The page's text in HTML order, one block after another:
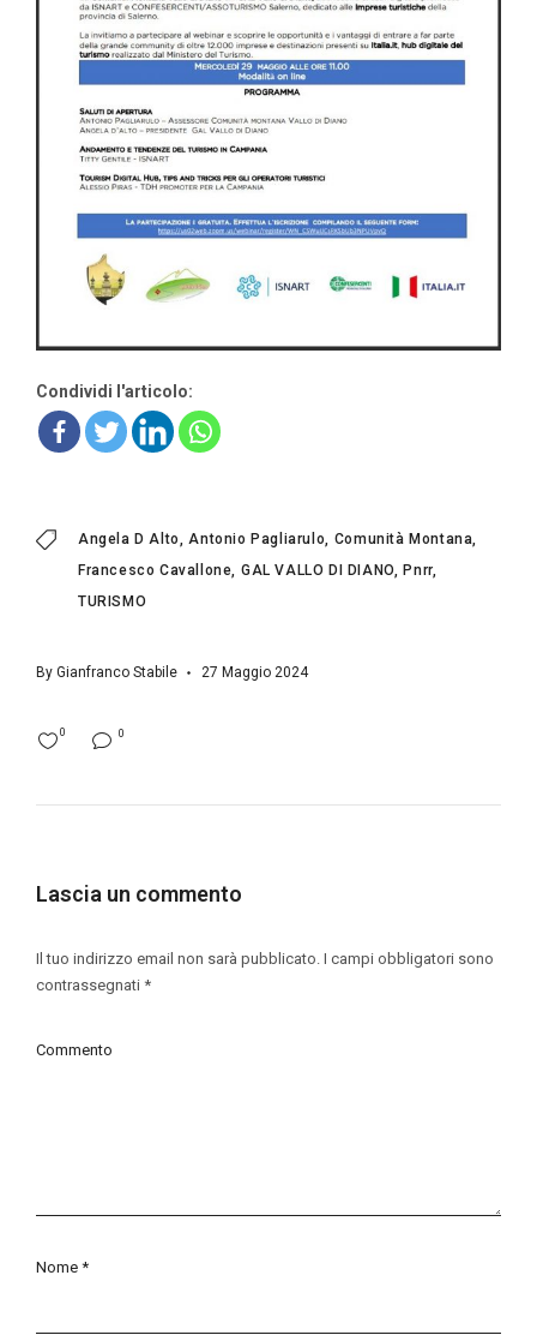
Condividi l'articolo:
Angela D Alto Antonio Pagliarulo Comunità Montana
Francesco Cavallone GAL VALLO DI DIANO
Pnrr
TURISMO
By Gianfranco Stabile 27 Maggio 2024
0
0
Lascia un commento
Il tuo indirizzo email non sarà pubblicato. I campi obbligatori sono
contrassegnati *
Commento
Nome *